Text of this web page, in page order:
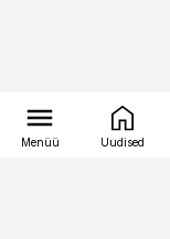
Menüü Uudised